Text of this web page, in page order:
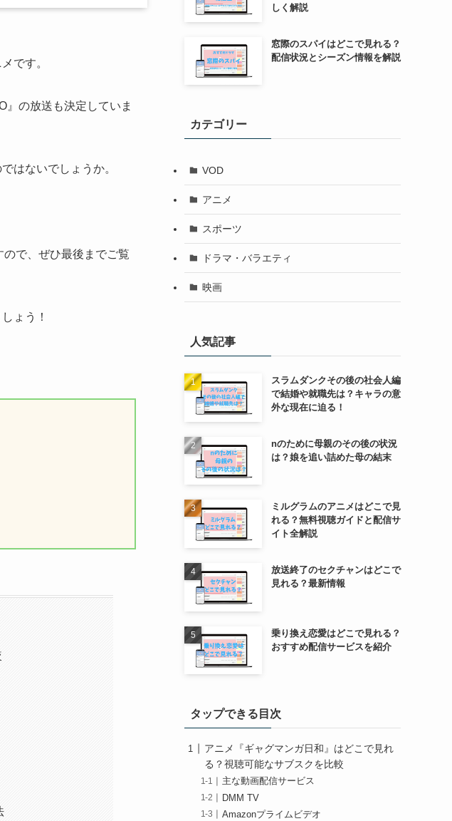
です。
』の放送も決定していま
はないでしょうか。
で、ぜひ最後までご覧
ょう！
しく解説
窓際のスパイはどこで見れる？
配信状況とシーズン情報を解説
カテゴリー
VOD
アニメ
スポーツ
ドラマ・バラエティ
映画
人気記事
スラムダンクその後の社会人編
で結婚や就職先は？キャラの意
外な現在に迫る！
nのために母親のその後の状況
は？娘を追い詰めた母の結末
ミルグラムのアニメはどこで見
れる？無料視聴ガイドと配信サ
イト全解説
放送終了のセクチャンはどこで
見れる？最新情報
乗り換え恋愛はどこで見れる？
おすすめ配信サービスを紹介
タップできる目次
アニメ『ギャグマンガ日和』はどこで見れ
る？視聴可能なサブスクを比較
主な動画配信サービス
DMM TV
Amazonプライムビデオ